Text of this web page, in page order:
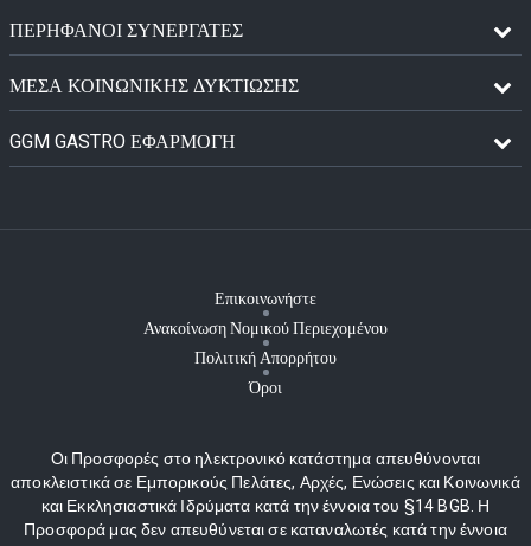
ΠΕΡΉΦΑΝΟΙ ΣΥΝΕΡΓΆΤΕΣ
ΜΈΣΑ ΚΟΙΝΩΝΙΚΉΣ ΔΥΚΤΊΩΣΗΣ
GGM GASTRO ΕΦΑΡΜΟΓΉ
Επικοινωνήστε
Ανακοίνωση Νομικού Περιεχομένου
Πολιτική Απορρήτου
Όροι
Οι Προσφορές στο ηλεκτρονικό κατάστημα απευθύνονται
αποκλειστικά σε Εμπορικούς Πελάτες, Αρχές, Ενώσεις και Κοινωνικά
και Εκκλησιαστικά Ιδρύματα κατά την έννοια του §14 BGB. Η
Προσφορά μας δεν απευθύνεται σε καταναλωτές κατά την έννοια